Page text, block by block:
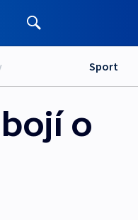
Sport
o